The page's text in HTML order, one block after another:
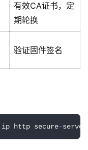
有效CA证书，定
期轮换
验证固件签名
http secure-